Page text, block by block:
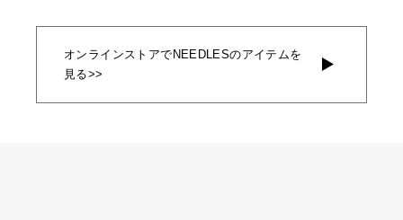
オンラインストアでNEEDLESのアイテムを
見る>>